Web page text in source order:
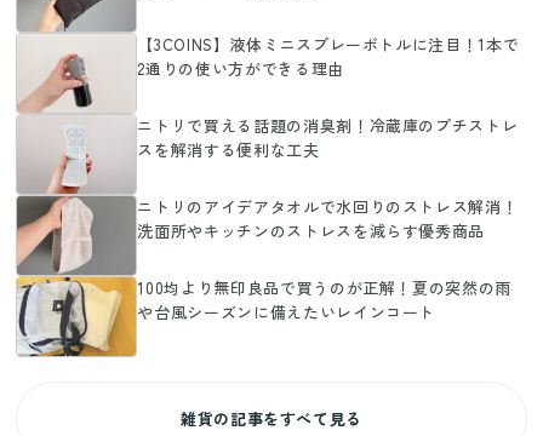
【3COINS】液体ミニスプレーボトルに注目！1本で
2通りの使い方ができる理由
ニトリで買える話題の消臭剤！冷蔵庫のプチストレ
スを解消する便利な工夫
ニトリのアイデアタオルで水回りのストレス解消！
洗面所やキッチンのストレスを減らす優秀商品
100均より無印良品で買うのが正解！夏の突然の雨
や台風シーズンに備えたいレインコート
雑貨の記事をすべて見る